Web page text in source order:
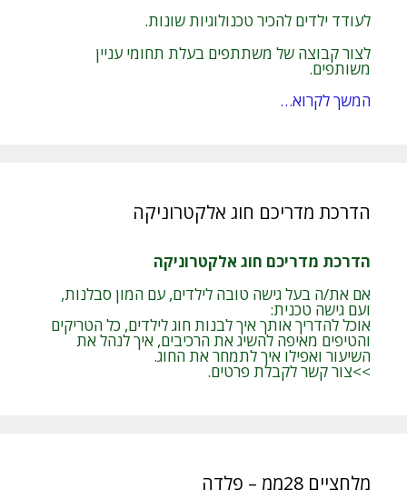
לעודד ילדים להכיר טכנולוגיות שונות.
לצור קבוצה של משתתפים בעלת תחומי עניין
משותפים.
המשך לקרוא…
הדרכת מדריכם חוג אלקטרוניקה
הדרכת מדריכם חוג אלקטרוניקה
אם את/ה בעל גישה טובה לילדים, עם המון סבלנות,
ועם גישה טכנית:
אוכל להדריך אותך איך לבנות חוג לילדים, כל הטריקים
והטיפים מאיפה להשיג את הרכיבים, איך לנהל את
השיעור ואפילו איך לתמחר את החוג.
>>צור קשר לקבלת פרטים.
מלחציים 28ממ – פלדה